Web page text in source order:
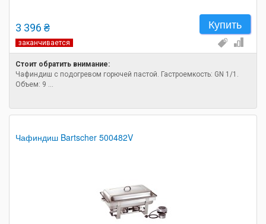
3 396 ₴ Купить
заканчивается
Стоит обратить внимание:
Чафиндиш с подогревом горючей пастой. Гастроемкость: GN 1/1.
Объем: 9 ...
Чафиндиш Bartscher 500482V